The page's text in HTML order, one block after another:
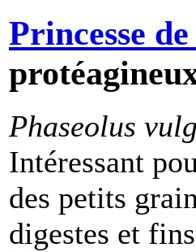
Princesse
Phaseolus
Intéressant
des petits
digestes et